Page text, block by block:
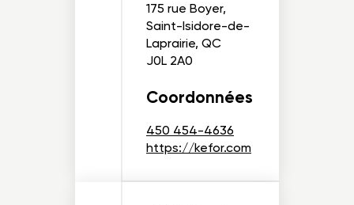
175 rue Boyer,
Saint-Isidore-de-
Laprairie, QC
J0L 2A0
Coordonnées
450 454-4636
https://kefor.com